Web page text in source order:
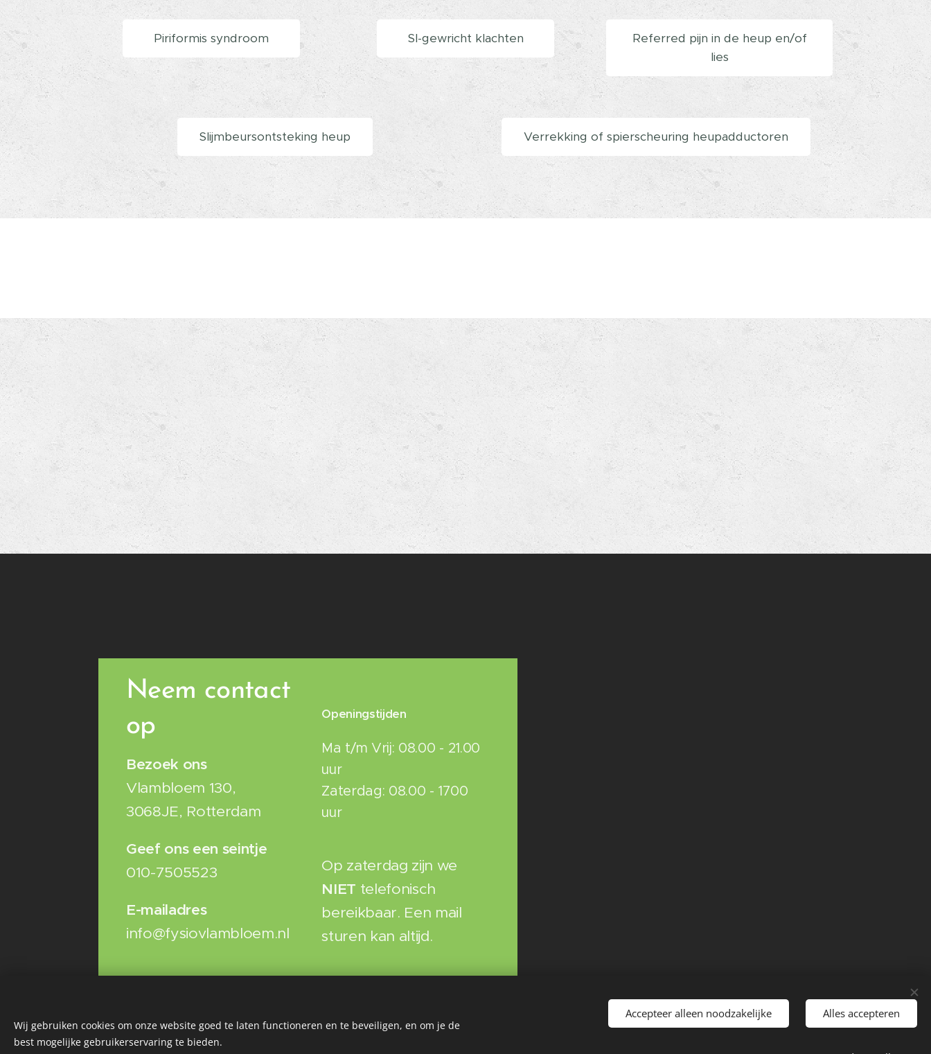
Piriformis syndroom SI-gewricht klachten
Referred pijn in de heup en/of
lies
Slijmbeursontsteking heup Verrekking of spierscheuring heupadductoren
Neem contact
op
Bezoek ons
Vlambloem 130,
3068JE, Rotterdam
Geef ons een seintje
010-7505523
E-mailadres
info@fysiovlambloem.nl
Openingstijden
Ma t/m Vrij: 08.00 - 21.00
uur
Zaterdag: 08.00 - 1700
uur
Op zaterdag zijn we
NIET telefonisch
bereikbaar. Een mail
sturen kan altijd.
Wij gebruiken cookies om onze website goed te laten functioneren en te beveiligen, en om je de
best mogelijke gebruikerservaring te bieden.
Accepteer alleen noodzakelijke Alles accepteren